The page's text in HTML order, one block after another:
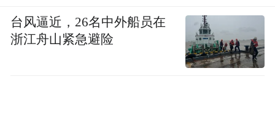
台风逼近，26名中外船员在
浙江舟山紧急避险